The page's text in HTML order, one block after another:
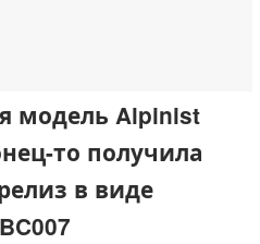
модель Alpinist
то получила
в виде